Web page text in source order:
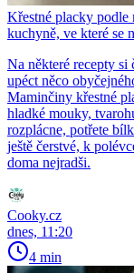
Křestné placky podle
kuchyně, ve které se
Na některé recepty
upéct něco
Maminčiny křestné
hladké mouky,
rozplácne, potřete
ještě čerstvé, k
doma nejradši.
Cooky.cz
dnes, 11:20
4 min